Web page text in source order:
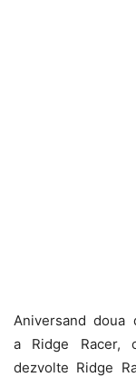
Aniversand
a Ridge Racer,
dezvolte Ridge